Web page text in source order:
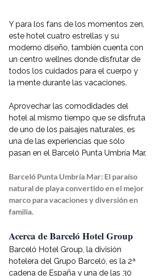
Y para los fans de los momentos zen,
este hotel cuatro estrellas y su
moderno diseño, también cuenta con
un centro wellnes donde disfrutar de
todos los cuidados para el cuerpo y
la mente durante las vacaciones.
Aprovechar las comodidades del
hotel al mismo tiempo que se disfruta
de uno de los paisajes naturales, es
una de las experiencias que sólo
pasan en el Barceló Punta Umbría Mar.
Barceló Punta Umbría Mar: El paraíso
natural de playa convertido en el mejor
marco para vacaciones y diversión en
familia.
Acerca de Barceló Hotel Group
Barceló Hotel Group, la división
hotelera del Grupo Barceló, es la 2ª
cadena de España y una de las 30